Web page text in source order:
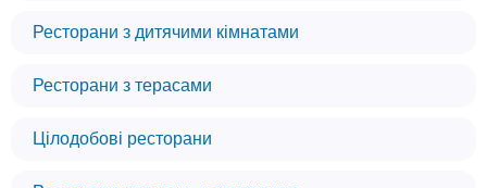
Ресторани з дитячими кімнатами
Ресторани з терасами
Цілодобові ресторани